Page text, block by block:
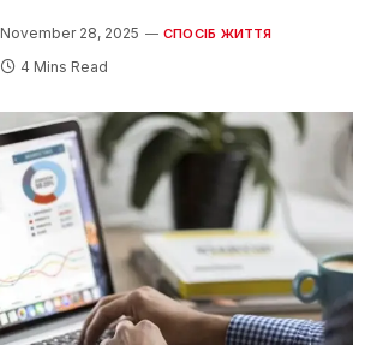
November 28, 2025 СПОСІБ ЖИТТЯ
4 Mins Read